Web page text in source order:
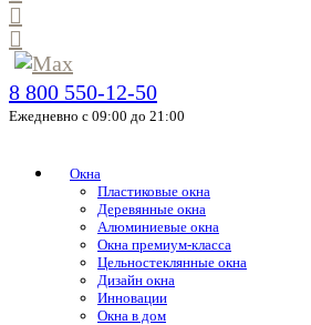
8 800 550-12-50
Ежедневно с 09:00 до 21:00
Окна
Пластиковые окна
Деревянные окна
Алюминиевые окна
Окна премиум-класса
Цельностеклянные окна
Дизайн окна
Инновации
Окна в дом